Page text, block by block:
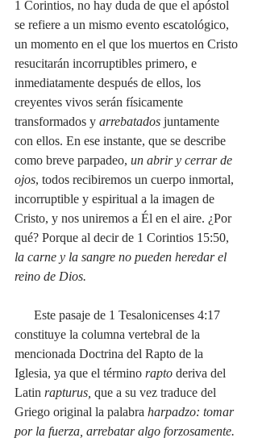
1 Corintios, no hay duda de que el apóstol
se refiere a un mismo evento escatológico,
un momento en el que los muertos en Cristo
resucitarán incorruptibles primero, e
inmediatamente después de ellos, los
creyentes vivos serán físicamente
transformados y arrebatados juntamente
con ellos. En ese instante, que se describe
como breve parpadeo, un abrir y cerrar de
ojos, todos recibiremos un cuerpo inmortal,
incorruptible y espiritual a la imagen de
Cristo, y nos uniremos a Él en el aire. ¿Por
qué? Porque al decir de 1 Corintios 15:50,
la carne y la sangre no pueden heredar el
reino de Dios.
Este pasaje de 1 Tesalonicenses 4:17
constituye la columna vertebral de la
mencionada Doctrina del Rapto de la
Iglesia, ya que el término rapto deriva del
Latin rapturus, que a su vez traduce del
Griego original la palabra harpadzo: tomar
por la fuerza, arrebatar algo forzosamente.